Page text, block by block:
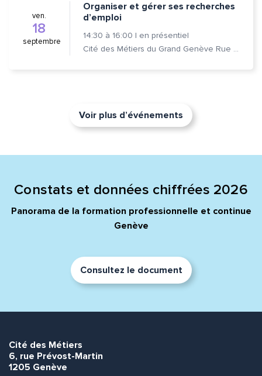
ven.
18
septembre
Organiser et gérer ses recherches
d’emploi
14:30 à 16:00 | en présentiel
Cité des Métiers du Grand Genève Rue Prévost-Martin 6 1205 Genève
Voir plus d’événements
Constats et données chiffrées 2026
Panorama de la formation professionnelle et continue
Genève
Consultez le document
Cité des Métiers
6, rue Prévost-Martin
1205 Genève